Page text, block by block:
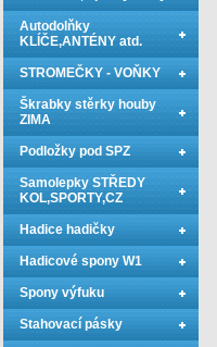
Autodolňky
KLÍČE,ANTÉNY atd.
STROMEČKY - VOŇKY
Škrabky stěrky houby
ZIMA
Podložky pod SPZ
Samolepky STŘEDY
KOL,SPORTY,CZ
Hadice hadičky
Hadicové spony W1
Spony výfuku
Stahovací pásky